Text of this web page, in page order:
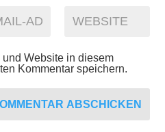
Website in diesem
Kommentar speichern.
ABSCHICKEN